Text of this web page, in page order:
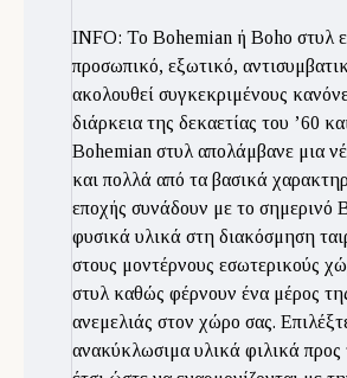
INFO: Το Bohemian ή Boho στυλ
προσωπικό, εξωτικό,
ακολουθεί συγκεκριμένους
διάρκεια της δεκαετίας του ’60
Bohemian στυλ απολάμβανε μια
και πολλά από τα βασικά
εποχής συνάδουν με το σημερινό
φυσικά υλικά στη διακόσμηση
στους μοντέρνους εσωτερικούς
στυλ καθώς φέρνουν ένα μέρος
ανεμελιάς στον χώρο σας.
ανακύκλωσιμα υλικά φιλικά προς